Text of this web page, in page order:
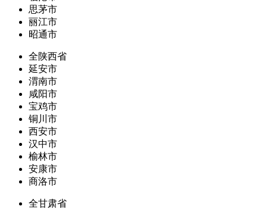
思茅市
丽江市
昭通市
全陕西省
延安市
渭南市
咸阳市
宝鸡市
铜川市
西安市
汉中市
榆林市
安康市
商洛市
全甘肃省